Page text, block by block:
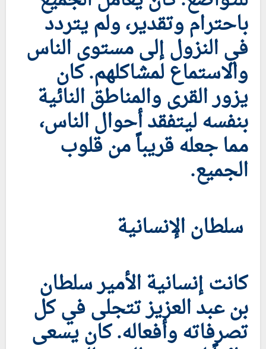
باحترام وتقدير، ولم يتردد
في النزول إلى مستوى الناس
والاستماع لمشاكلهم. كان
يزور القرى والمناطق النائية
بنفسه ليتفقد أحوال الناس،
مما جعله قريباً من قلوب
الجميع.
سلطان الإنسانية
كانت إنسانية الأمير سلطان
بن عبد العزيز تتجلى في كل
تصرفاته وأفعاله. كان يسعى